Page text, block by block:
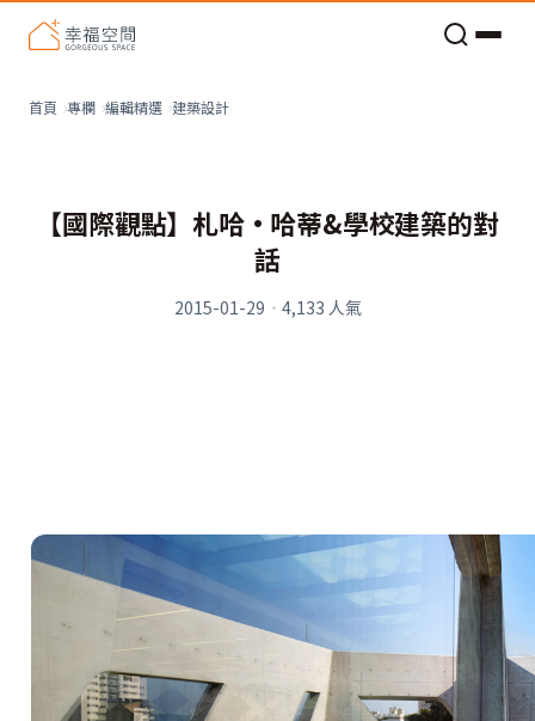
首頁 專欄 編輯精選 建築設計
【國際觀點】札哈•哈蒂&學校建築的對
話
2015-01-29 · 4,133 人氣